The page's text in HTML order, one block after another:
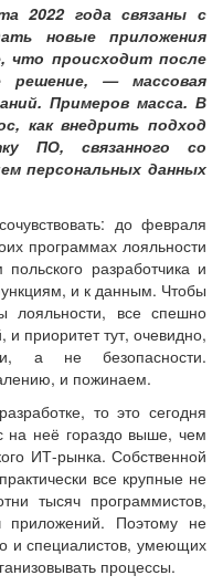
2022 года связаны с
новые приложения
что происходит после
решение, — массовая
Примеров масса. В
как внедрить подход
ПО, связанного со
персональных данных
до февраля
программах лояльности
разработчика и
и к данным. Чтобы
лояльности, все спешно
и приоритет тут, очевидно,
а не безопасности.
и пожинаем.
то это сегодня
на неё гораздо выше, чем
ИТ-рынка. Собственной
все крупные не
тысяч программистов,
приложений. Поэтому не
и специалистов, умеющих
процессы.